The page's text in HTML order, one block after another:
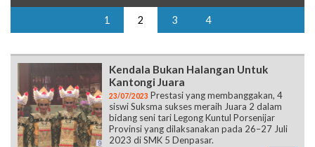
1 2 3 4
Kendala Bukan Halangan Untuk
Kantongi Juara
23/07/2023 Prestasi yang membanggakan, 4
siswi Suksma sukses meraih Juara 2 dalam
bidang seni tari Legong Kuntul Porsenijar
Provinsi yang dilaksanakan pada 26–27 Juli
2023 di SMK 5 Denpasar.